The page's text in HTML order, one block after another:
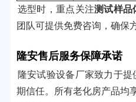
选型时，重点关注测试样品
团队可提供免费咨询，确保
隆安售后服务保障承诺
隆安试验设备厂家致力于
期信任。所有老化房产品均